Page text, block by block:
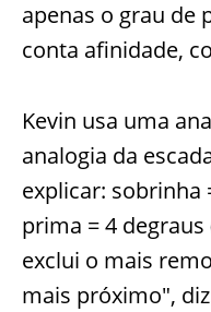
apenas o grau de
conta afinidade,
Kevin usa uma
analogia da
explicar: sobrinha
prima = 4 degraus
exclui o mais
mais próximo",